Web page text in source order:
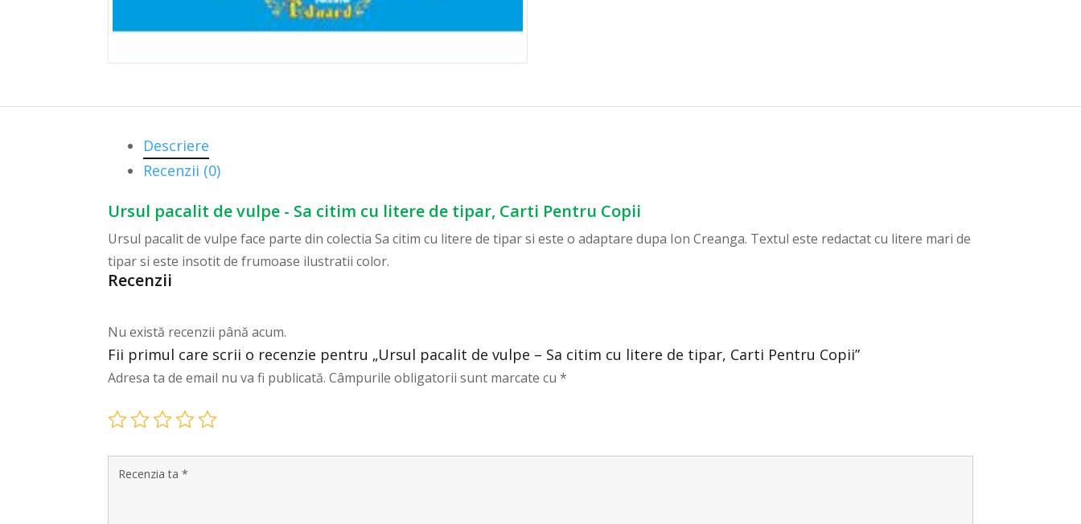
Descriere
Recenzii (0)
Ursul pacalit de vulpe - Sa citim cu litere de tipar, Carti Pentru Copii
Ursul pacalit de vulpe face parte din colectia Sa citim cu litere de tipar si este o adaptare dupa Ion Creanga. Textul este redactat cu litere mari de
tipar si este insotit de frumoase ilustratii color.
Recenzii
Nu există recenzii până acum.
Fii primul care scrii o recenzie pentru „Ursul pacalit de vulpe – Sa citim cu litere de tipar, Carti Pentru Copii”
Adresa ta de email nu va fi publicată. Câmpurile obligatorii sunt marcate cu*